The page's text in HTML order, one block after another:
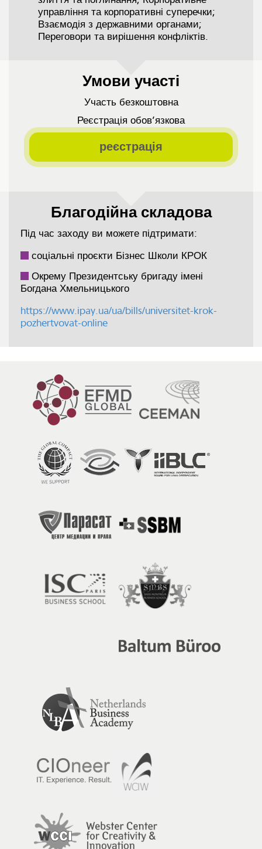
управління та корпоративні суперечки;
Взаємодія з державними органами;
Переговори та вирішення конфліктів.
Умови участі
Участь безкоштовна
Реєстрація обов’язкова
реєстрація
Благодійна складова
Під час заходу ви можете підтримати:
соціальні проєкти Бізнес Школи КРОК
Окрему Президентську бригаду імені
Богдана Хмельницького
https://www.ipay.ua/ua/bills/universitet-krok-
pozhertvovat-online